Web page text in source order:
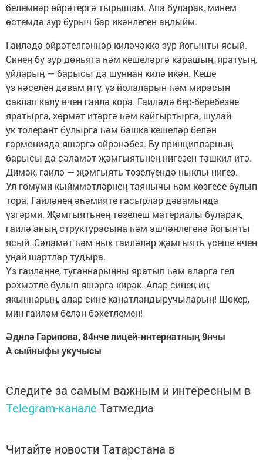
белемнәр өйрәтергә тырышам. Апа буларак, минем
өстемдә зур бурыч бар икәнлеген аӊлыйм.
Гаиләдә өйрәтелгәннәр киләчәккә зур йогынты ясый.
Синеӊ бу зур дөньяга һәм кешеләргә карашыӊ, яратуыӊ,
уйларыӊ — барысы да шуннан килә икән. Кеше
үз нәселен дәвам итү, үз йолаларын һәм мирасын
саклап калу өчен гаилә кора. Гаиләдә бер-беребезне
яратырга, хөрмәт итәргә һәм кайгыртырга, шулай
ук толерант булырга һәм башка кешеләр белән
гармониядә яшәргә өйрәнәбез. Бу принципларның
барысы да сәламәт җәмгыятьнең нигезен тәшкил итә.
Димәк, гаилә — җәмгыять төзелүендә ныклы нигез.
Ул гомуми кыйммәтләрнең таянычы һәм көзгесе булып
тора. Гаиләнең әһәмияте гасырлар дәвамында
үзгәрми. Җәмгыятьнең төзелеш материалы буларак,
гаилә аның структурасына һәм эшчәнлегенә йогынты
ясый. Сәламәт һәм нык гаиләләр җәмгыять үсеше өчен
уңай шартлар тудыра.
Үз гаиләӊне, туганнарыӊны яратып һәм аларга гел
рәхмәтле булып яшәргә кирәк. Алар синеӊ иӊ
якыннарыӊ, алар сине канатландыручыларыӊ! Шөкер,
мин гаиләм белән бәхетлемен!
Әдилә Гарипова, 84нче лицей-интернатның 9нчы
А сыйныфы укучысы
Следите за самым важным и интересным в
Telegram-канале Татмедиа
Читайте новости Татарстана в